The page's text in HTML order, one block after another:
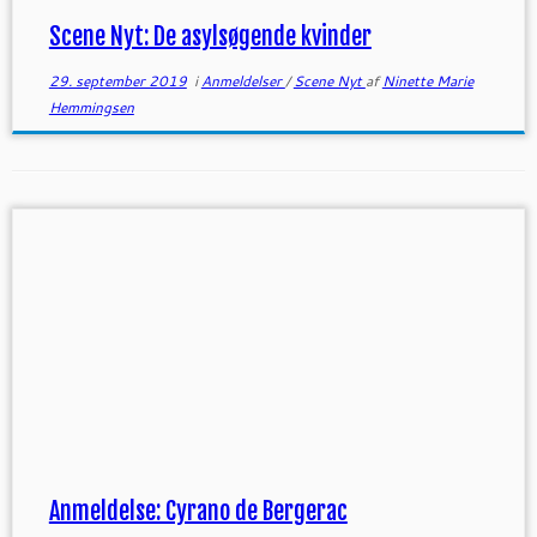
Scene Nyt: De asylsøgende kvinder
29. september 2019iAnmeldelser/Scene NytafNinette Marie
Hemmingsen
Anmeldelse: Cyrano de Bergerac